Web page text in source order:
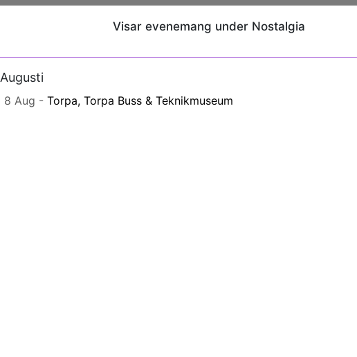
Visar evenemang under Nostalgia
Augusti
8 Aug - Torpa, Torpa Buss & Teknikmuseum